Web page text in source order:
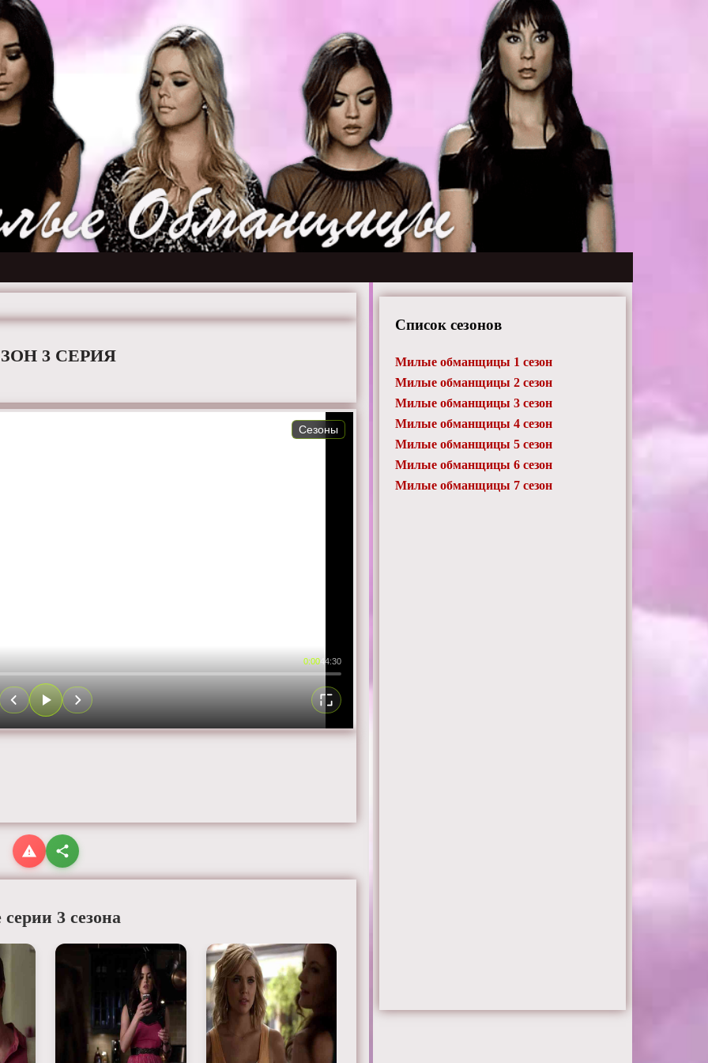
3 СЕРИЯ
0:0044:30
Сезоны
серии 3 сезона
Список сезонов
Милые обманщицы 1 сезон
Милые обманщицы 2 сезон
Милые обманщицы 3 сезон
Милые обманщицы 4 сезон
Милые обманщицы 5 сезон
Милые обманщицы 6 сезон
Милые обманщицы 7 сезон